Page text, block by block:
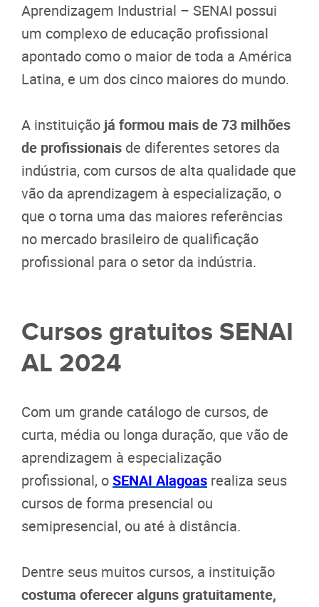
Aprendizagem Industrial – SENAI possui
um complexo de educação profissional
apontado como o maior de toda a América
Latina, e um dos cinco maiores do mundo.
A instituição já formou mais de 73 milhões
de profissionais de diferentes setores da
indústria, com cursos de alta qualidade que
vão da aprendizagem à especialização, o
que o torna uma das maiores referências
no mercado brasileiro de qualificação
profissional para o setor da indústria.
Cursos gratuitos SENAI
AL 2024
Com um grande catálogo de cursos, de
curta, média ou longa duração, que vão de
aprendizagem à especialização
profissional, oSENAI Alagoas realiza seus
cursos de forma presencial ou
semipresencial, ou até à distância.
Dentre seus muitos cursos, a instituição
costuma oferecer alguns gratuitamente,